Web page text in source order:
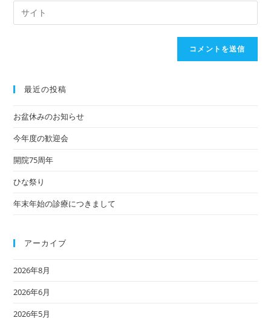
最近の投稿
お盆休みのお知らせ
今年度の歓迎会
開院75周年
ひな祭り
年末年始の診療につきまして
アーカイブ
2026年8月
2026年6月
2026年5月